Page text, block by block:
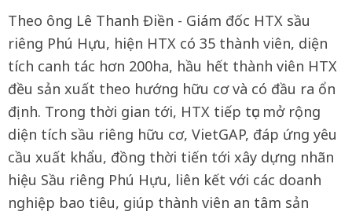
Theo ông Lê Thanh Điền - Giám đốc HTX sầu
riêng Phú Hựu, hiện HTX có 35 thành viên, diện
tích canh tác hơn 200ha, hầu hết thành viên HTX
đều sản xuất theo hướng hữu cơ và có đầu ra ổn
định. Trong thời gian tới, HTX tiếp tục mở rộng
diện tích sầu riêng hữu cơ, VietGAP, đáp ứng yêu
cầu xuất khẩu, đồng thời tiến tới xây dựng nhãn
hiệu Sầu riêng Phú Hựu, liên kết với các doanh
nghiệp bao tiêu, giúp thành viên an tâm sản